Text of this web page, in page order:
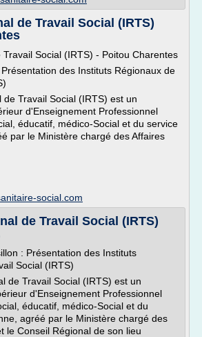
de Travail Social (IRTS)
Social (IRTS) - Poitou Charentes
des Instituts Régionaux de
de Travail Social (IRTS) est un
d'Enseignement Professionnel
éducatif, médico-Social et du service
par le Ministère chargé des Affaires
social.com
de Travail Social (IRTS)
: Présentation des Instituts
Social (IRTS)
de Travail Social (IRTS) est un
d'Enseignement Professionnel
éducatif, médico-Social et du
agréé par le Ministère chargé des
le Conseil Régional de son lieu